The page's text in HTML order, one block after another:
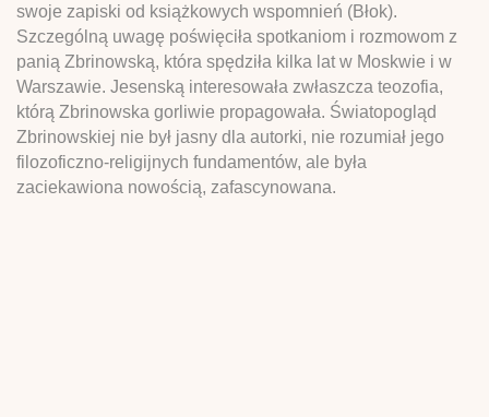
swoje zapiski od książkowych wspomnień (Błok).
Szczególną uwagę poświęciła spotkaniom i rozmowom z
panią Zbrinowską, która spędziła kilka lat w Moskwie i w
Warszawie. Jesenską interesowała zwłaszcza teozofia,
którą Zbrinowska gorliwie propagowała. Światopogląd
Zbrinowskiej nie był jasny dla autorki, nie rozumiał jego
filozoficzno-religijnych fundamentów, ale była
zaciekawiona nowością, zafascynowana.